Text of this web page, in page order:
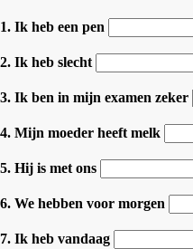
1. Ik heb een pen
2. Ik heb slecht
3. Ik ben in mijn examen zeker
4. Mijn moeder heeft melk
5. Hij is met ons
6. We hebben voor morgen
7. Ik heb vandaag